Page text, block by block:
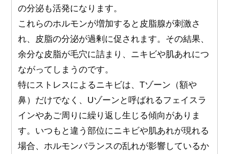
の分泌も活発になります。
これらのホルモンが増加すると皮脂腺が刺激さ
れ、皮脂の分泌が過剰に促されます。その結果、
余分な皮脂が毛穴に詰まり、ニキビや肌あれにつ
ながってしまうのです。
特にストレスによるニキビは、Tゾーン（額や
鼻）だけでなく、Uゾーンと呼ばれるフェイスラ
インやあご周りに繰り返し生じる傾向がありま
す。いつもと違う部位にニキビや肌あれが現れる
場合、ホルモンバランスの乱れが影響しているか